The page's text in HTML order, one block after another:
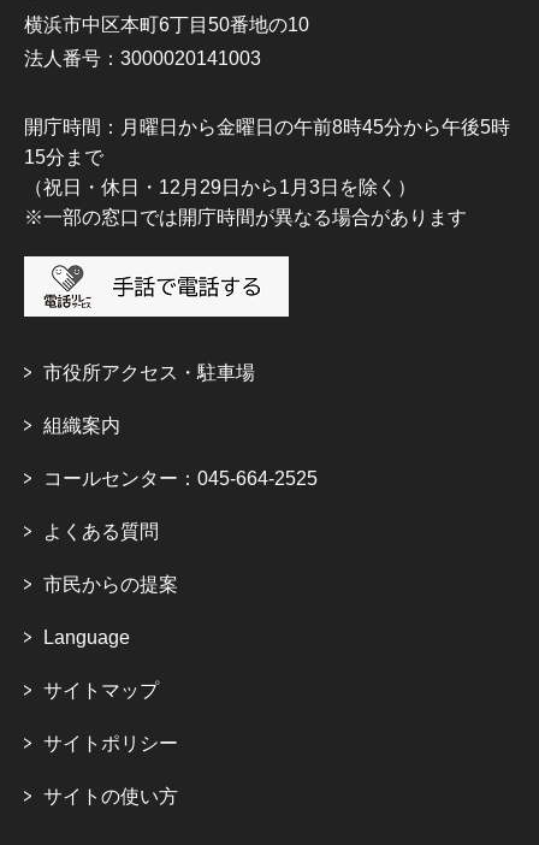
横浜市中区本町6丁目50番地の10
法人番号：3000020141003
開庁時間：月曜日から金曜日の午前8時45分から午後5時
15分まで
（祝日・休日・12月29日から1月3日を除く）
※一部の窓口では開庁時間が異なる場合があります
市役所アクセス・駐車場
組織案内
コールセンター：045-664-2525
よくある質問
市民からの提案
Language
サイトマップ
サイトポリシー
サイトの使い方